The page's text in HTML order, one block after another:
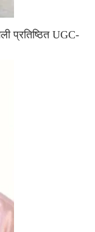
प्रतिष्ठित UGC-